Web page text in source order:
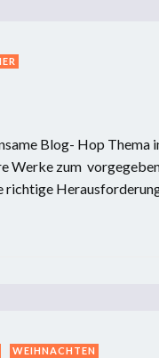
Blog- Hop Thema
Werke zum
richtige
WEIHNACHTEN